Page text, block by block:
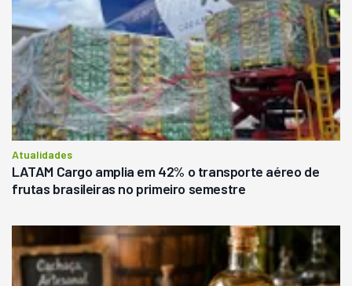
Atualidades
LATAM Cargo amplia em 42% o transporte aéreo de
frutas brasileiras no primeiro semestre